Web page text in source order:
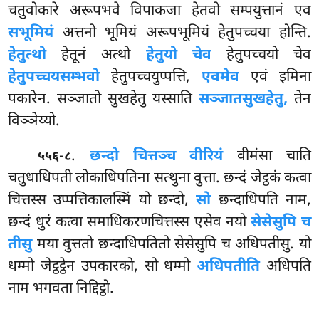
चतुवोकारे अरूपभवे विपाकजा हेतवो सम्पयुत्तानं एव
सभूमियंअत्तनो भूमियं अरूपभूमियं हेतुपच्चया होन्ति.
हेतुत्थोहेतूनं अत्थो हेतुयो चेवहेतुपच्चयो चेव
हेतुपच्चयसम्भवोहेतुपच्चयुप्पत्ति, एवमेव एवं इमिना
पकारेन. सञ्जातो सुखहेतु यस्साति सञ्जातसुखहेतु, तेन
विञ्ञेय्यो.
५५६-८. छन्दो चित्तञ्च वीरियंवीमंसा चाति
चतुधाधिपती लोकाधिपतिना सत्थुना वुत्ता. छन्दं जेट्ठकं कत्वा
चित्तस्स उप्पत्तिकालस्मिं यो छन्दो,सोछन्दाधिपति नाम,
छन्दं धुरं कत्वा समाधिकरणचित्तस्स एसेव नयोसेसेसुपि च
तीसुमया वुत्ततो छन्दाधिपतितो सेसेसुपि च अधिपतीसु. यो
धम्मो जेट्ठट्ठेन उपकारको, सो धम्मोअधिपतीतिअधिपति
नाम भगवता निद्दिट्ठो.